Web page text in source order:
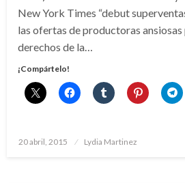
New York Times “debut
las ofertas de productoras ansiosas
derechos de la…
¡Compártelo!
Publicado
20 abril, 2015 Lydia Martinez